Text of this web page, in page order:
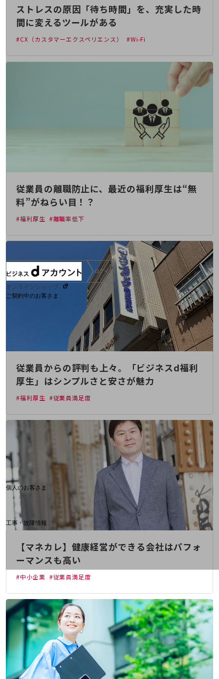
ダイバーシティ
経営情報
経営情報TOP
業績
決算公告
人材育成制度
広告・協賛
広告
NTTドコモグループ
ログイン
オンラインショップ
ご契約中のお客さま
サービス別サポート情報
ご契約中サービスの一元管理
Web明細(ビリングステーション)
料金分析(ご利用料金管理サービス)
Web明細(My docomo)
個人のお客さま
NTTドコモ
OCNなど
工事・故障情報
お客さまサポートサイト
SDPFナレッジセンター
NTTドコモ 通信障害情報
ストレスの原因「待ち時間」を、充実した時
間に変えるツールがある
#CX（カスタマーエクスペリエンス） #Wi-Fi
従業員の離職防止に、最近の福利厚生は“無
料”がねらい目！？
#福利厚生 #離職率低下
従業員からの評判も上々。「ビジネスd福利
厚生」はシンプルさと安さが魅力
#福利厚生 #従業員満足度
【マネカレ】健康経営ができる会社はパフォ
ーマンスも高い
#中小企業 #従業員満足度